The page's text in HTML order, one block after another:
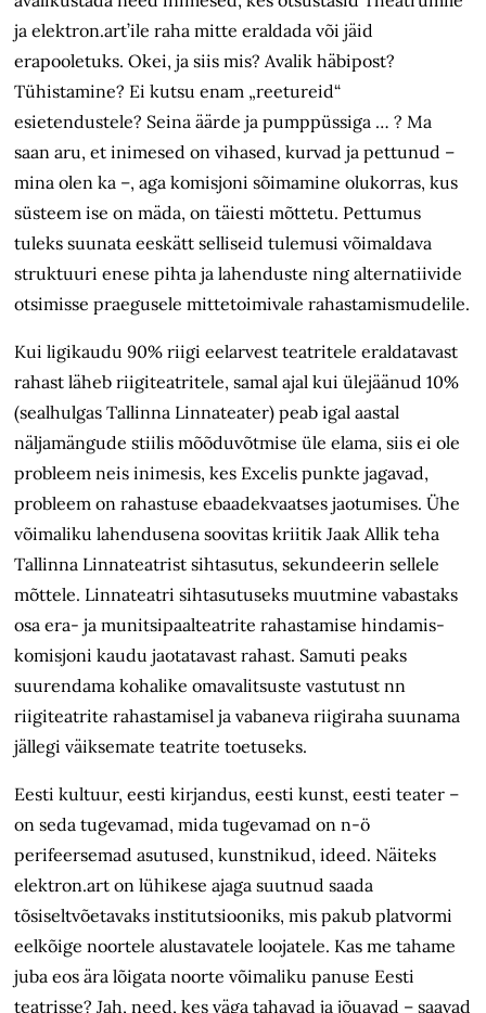
ja elektron.art’ile raha mitte eraldada või jäid
erapooletuks. Okei, ja siis mis? Avalik häbipost?
Tühistamine? Ei kutsu enam „reetureid“
esietendustele? Seina äärde ja pumppüssiga … ? Ma
saan aru, et inimesed on vihased, kurvad ja pettunud –
mina olen ka –, aga komisjoni sõimamine olukorras, kus
süsteem ise on mäda, on täiesti mõttetu. Pettumus
tuleks suunata eeskätt selliseid tulemusi võimaldava
struktuuri enese pihta ja lahenduste ning alternatiivide
otsimisse praegusele mittetoimivale rahastamismudelile.
Kui ligikaudu 90% riigi eelarvest teatritele eraldatavast
rahast läheb riigi­teatritele, samal ajal kui ülejäänud 10%
(seal­hulgas Tallinna Linnateater) peab igal aastal
näljamängude stiilis mõõduvõtmise üle elama, siis ei ole
probleem neis inimesis, kes Excelis punkte jagavad,
probleem on rahastuse ebaadekvaatses jaotumises. Ühe
võimaliku lahendusena soovitas kriitik Jaak Allik teha
Tallinna Linnateatrist sihtasutus, sekundeerin sellele
mõttele. Linnateatri sihtasutuseks muutmine vabastaks
osa era- ja munitsi­paalteatrite rahastamise hindamis­
komisjoni kaudu jaotatavast rahast. Samuti peaks
suurendama kohalike omavalitsuste vastutust nn
riigiteatrite rahastamisel ja vabaneva riigiraha suunama
jällegi väiksemate teatrite toetuseks.
Eesti kultuur, eesti kirjandus, eesti kunst, eesti teater –
on seda tugevamad, mida tugevamad on n-ö
perifeersemad asutused, kunstnikud, ideed. Näiteks
elektron.art on lühikese ajaga suutnud saada
tõsiseltvõetavaks institutsiooniks, mis pakub platvormi
eelkõige noortele alustavatele loojatele. Kas me tahame
juba eos ära lõigata noorte võimaliku panuse Eesti
teatrisse? Jah, need, kes väga tahavad ja jõuavad – saavad